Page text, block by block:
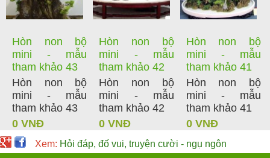
Hòn non bộ
mini - mẫu
tham khảo 43
Hòn non bộ
mini - mẫu
tham khảo 43
0 VNĐ
Hòn non bộ
mini - mẫu
tham khảo 42
Hòn non bộ
mini - mẫu
tham khảo 42
0 VNĐ
Hòn non bộ
mini - mẫu
tham khảo 41
Hòn non bộ
mini - mẫu
tham khảo 41
0 VNĐ
Xem: Hỏi đáp, đố vui, truyện cười - ngụ ngôn